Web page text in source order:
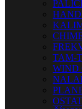
TAM-
WIND